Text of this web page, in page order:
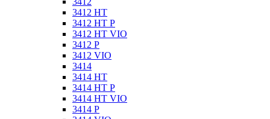
3412 HT
3412 HT P
3412 HT VIO
3412 P
3412 VIO
3414
3414 HT
3414 HT P
3414 HT VIO
3414 P